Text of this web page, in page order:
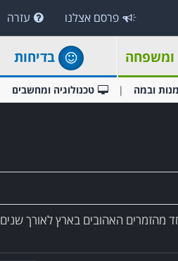
פרסם אצלנו עזרה
ומשפחה בדיחות
ובמה טכנולוגיה ומחשבים
מהזמרים האהובים בארץ לאורך שנים